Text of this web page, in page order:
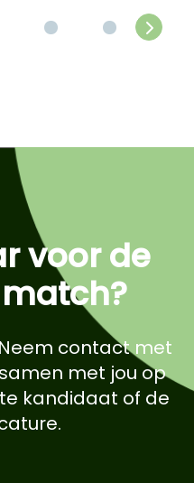
voor de
contact met
met jou op
kandidaat of de